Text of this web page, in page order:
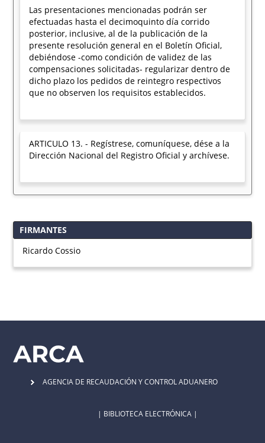
Las presentaciones mencionadas podrán ser
efectuadas hasta el decimoquinto día corrido
posterior, inclusive, al de la publicación de la
presente resolución general en el Boletín Oficial,
debiéndose -como condición de validez de las
compensaciones solicitadas- regularizar dentro de
dicho plazo los pedidos de reintegro respectivos
que no observen los requisitos establecidos.
ARTICULO 13. - Regístrese, comuníquese, dése a la
Dirección Nacional del Registro Oficial y archívese.
FIRMANTES
Ricardo Cossio
AGENCIA DE RECAUDACIÓN Y CONTROL ADUANERO
| BIBLIOTECA ELECTRÓNICA |